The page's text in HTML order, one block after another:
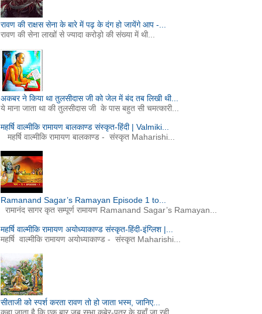
रावण की राक्षस सेना के बारे में पढ़ के दंग हो जायेंगे आप -...
रावण की सेना लाखों से ज्यादा करोड़ो की संख्या में थी...
अकबर ने किया था तुलसीदास जी को जेल में बंद तब लिखी थी...
ये माना जाता था की तुलसीदास जी के पास बहुत सी चमत्कारी...
महर्षि वाल्मीकि रामायण बालकाण्ड संस्कृत-हिंदी | Valmiki...
महर्षि वाल्मीकि रामायण बालकाण्ड - संस्कृत Maharishi...
Ramanand Sagar’s Ramayan Episode 1 to...
रामानंद सागर कृत सम्पूर्ण रामायण Ramanand Sagar’s Ramayan...
महर्षि वाल्मीकि रामायण अयोध्याकाण्ड संस्कृत-हिंदी-इंग्लिश |...
महर्षि वाल्मीकि रामायण अयोध्याकाण्ड - संस्कृत Maharishi...
सीताजी को स्पर्श करता रावण तो हो जाता भस्म, जानिए...